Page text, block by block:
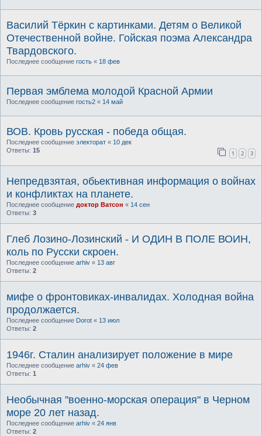
Василий Тёркин с картинками. Детям о Великой
Отечественной войне. Гойская поэма Александра
Твардовского.
Последнее сообщение гость « 18 фев
Первая эмблема молодой Красной Армии
Последнее сообщение гость2 « 14 май
ВОВ. Кровь русская - победа общая.
Последнее сообщение электорат « 10 дек
Ответы: 15 1 2 3
Непредвзятая, обьективная информация о войнах
и конфликтах на планете.
Последнее сообщение доктор Ватсон « 14 сен
Ответы: 3
Глеб Лозино-Лозинский - И ОДИН В ПОЛЕ ВОИН,
коль по Русски скроен.
Последнее сообщение arhiv « 13 авг
Ответы: 2
мифе о фронтовиках-инвалидах. Холодная война
продолжается.
Последнее сообщение Dorot « 13 июл
Ответы: 2
1946г. Сталин анализирует положение в мире
Последнее сообщение arhiv « 24 фев
Ответы: 1
Необычная "военно-морская операция" в Черном
море 20 лет назад.
Последнее сообщение arhiv « 24 янв
Ответы: 2